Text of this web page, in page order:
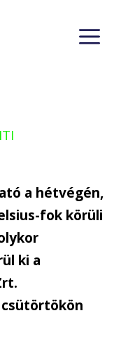
a hétvégén,
fok körüli
ki a